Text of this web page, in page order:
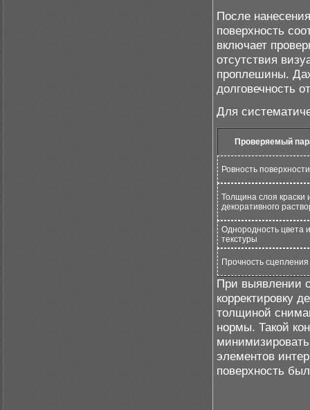
После
поверхность
включает
отсутствия
проплешины.
долговечность
Для
Проверяемый
Ровность поверхности
Толщина слоя краски
декоративного
Однородность цвета и
текстуры
Прочность сцепления
При выявлении
корректировку
толщиной
нормы. Такой
элементов
поверхность